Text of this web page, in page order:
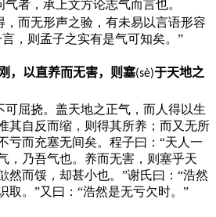
者，承上文方论志气而言也。
，而无形声之验，有未易以言语形容
，则孟子之实有是气可知矣。”
，以直养而无害，则塞(sè)于天地之
可屈挠。盖天地之正气，而人得以生
其自反而缩，则得其所养；而又无所
亏而充塞无间矣。程子曰：“天人一
，乃吾气也。养而无害，则塞乎天
然而馁，却甚小也。”谢氏曰：“浩然
取。”又曰：“浩然是无亏欠时。”